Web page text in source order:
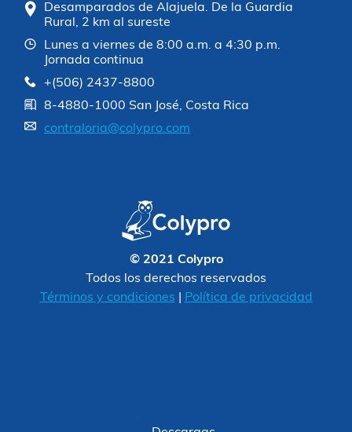
Desamparados de Alajuela. De la Guardia
Rural, 2 km al sureste
Lunes a viernes de 8:00 a.m. a 4:30 p.m.
Jornada continua
+(506) 2437-8800
8-4880-1000 San José, Costa Rica
contraloria@colypro.com
© 2021 Colypro
Todos los derechos reservados
Términos y condiciones
Política de privacidad